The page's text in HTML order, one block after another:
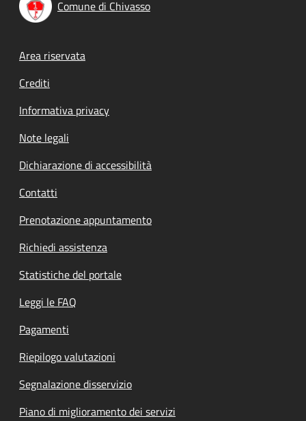
Comune di Chivasso
Footer menu
Area riservata
Crediti
Informativa privacy
Note legali
Dichiarazione di accessibilità
Contatti
Prenotazione appuntamento
Richiedi assistenza
Statistiche del portale
Leggi le FAQ
Pagamenti
Riepilogo valutazioni
Segnalazione disservizio
Piano di miglioramento dei servizi